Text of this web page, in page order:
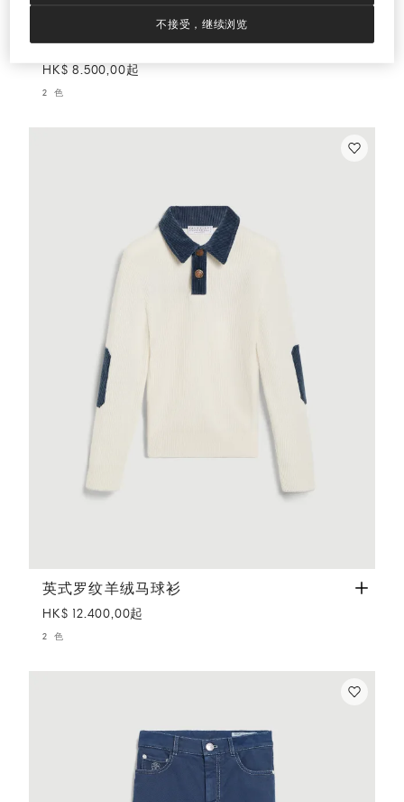
夹袄尼龙马甲 灰白色
夹袄尼龙马甲
HK$ 8.500,00起
2 色
英式罗纹羊绒马球衫 巴拿马色
英式罗纹羊绒马球衫
HK$ 12.400,00起
2 色
不接受，继续浏览